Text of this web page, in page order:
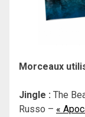
Morceaux
Jingle : The
Russo – «